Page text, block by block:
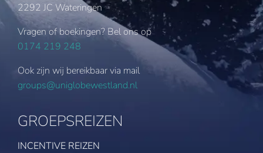
2292 JC Wateringen
Vragen of boekingen? Bel ons op
0174 219 248
Ook zijn wij bereikbaar via mail
groups@uniglobewestland.nl
GROEPSREIZEN
INCENTIVE REIZEN